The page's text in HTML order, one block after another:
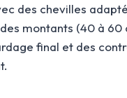
des chevilles
des montants (40 à 60
final et des